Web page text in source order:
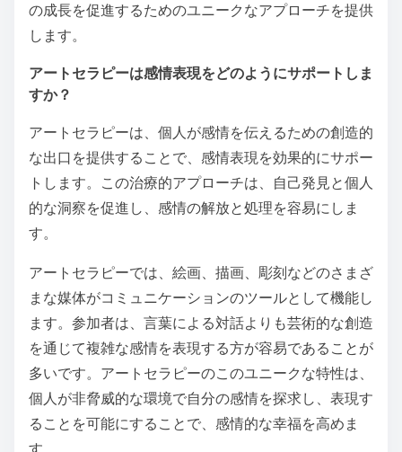
の成長を促進するためのユニークなアプローチを提供
します。
アートセラピーは感情表現をどのようにサポートしま
すか？
アートセラピーは、個人が感情を伝えるための創造的
な出口を提供することで、感情表現を効果的にサポー
トします。この治療的アプローチは、自己発見と個人
的な洞察を促進し、感情の解放と処理を容易にしま
す。
アートセラピーでは、絵画、描画、彫刻などのさまざ
まな媒体がコミュニケーションのツールとして機能し
ます。参加者は、言葉による対話よりも芸術的な創造
を通じて複雑な感情を表現する方が容易であることが
多いです。アートセラピーのこのユニークな特性は、
個人が非脅威的な環境で自分の感情を探求し、表現す
ることを可能にすることで、感情的な幸福を高めま